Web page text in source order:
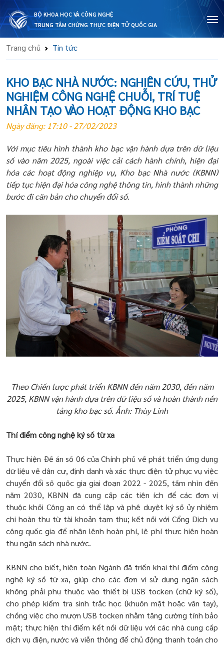
BỘ KHOA HỌC VÀ CÔNG NGHỆ
TRUNG TÂM CHỨNG THỰC ĐIỆN TỬ QUỐC GIA
Trang chủ Tin tức
KHO BẠC NHÀ NƯỚC: NGHIÊN CỨU, THỬ
NGHIỆM CÔNG NGHỆ CHUỖI, TRÍ TUỆ
NHÂN TẠO VÀO HOẠT ĐỘNG KHO BẠC
Ngày đăng: 17:10 - 27/02/2023
Với mục tiêu hình thành kho bạc vận hành dựa trên dữ liệu
số vào năm 2025, ngoài việc cải cách hành chính, hiện đại
hóa các hoạt động nghiệp vụ, Kho bạc Nhà nước (KBNN)
tiếp tục hiện đại hóa công nghệ thông tin, hình thành những
bước đi căn bản cho chuyển đổi số.
Theo Chiến lược phát triển KBNN đến năm 2030, đến năm
2025, KBNN vận hành dựa trên dữ liệu số và hoàn thành nền
tảng kho bạc số. Ảnh: Thùy Linh
Thí điểm công nghệ ký số từ xa
Thực hiện Đề án số 06 của Chính phủ về phát triển ứng dụng
dữ liệu về dân cư, định danh và xác thực điện tử phục vụ việc
chuyển đổi số quốc gia giai đoạn 2022 - 2025, tầm nhìn đến
năm 2030, KBNN đã cung cấp các tiện ích để các đơn vị
thuộc khối Công an có thể lập và phê duyệt ký số ủy nhiệm
chi hoàn thu từ tài khoản tạm thu; kết nối với Cổng Dịch vụ
công quốc gia để nhận lệnh hoàn phí, lệ phí thực hiện hoàn
thu ngân sách nhà nước.
KBNN cho biết, hiện toàn Ngành đã triển khai thí điểm công
nghệ ký số từ xa, giúp cho các đơn vị sử dụng ngân sách
không phải phụ thuộc vào thiết bị USB tocken (chữ ký số),
cho phép kiểm tra sinh trắc học (khuôn mặt hoặc vân tay),
chống việc cho mượn USB tocken nhằm tăng cường tính bảo
mật; thực hiện thí điểm kết nối dữ liệu với các nhà cung cấp
dịch vụ điện, nước và viễn thông để chủ động thanh toán cho